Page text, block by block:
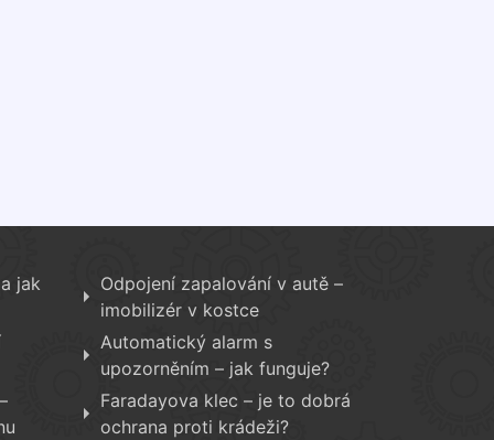
jak
Odpojení zapalování v autě –
imobilizér v kostce
Automatický alarm s
upozorněním – jak funguje?
Faradayova klec – je to dobrá
ochrana proti krádeži?